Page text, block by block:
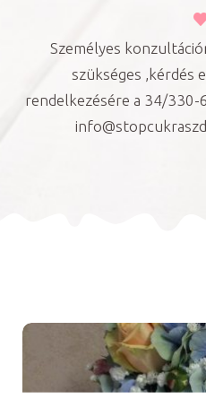
Személyes
szükséges ,kérdés
rendelkezésére a 34/330-